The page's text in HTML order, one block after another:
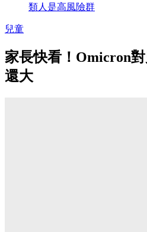
類人是高風險群
兒童
家長快看！Omicron
還大